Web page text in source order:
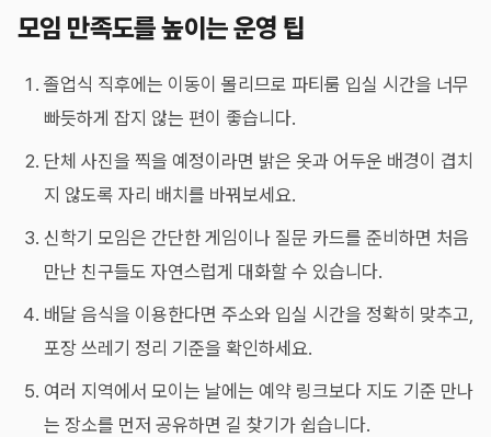
모임 만족도를 높이는 운영 팁
졸업식 직후에는 이동이 몰리므로 파티룸 입실 시간을 너무
빠듯하게 잡지 않는 편이 좋습니다.
단체 사진을 찍을 예정이라면 밝은 옷과 어두운 배경이 겹치
지 않도록 자리 배치를 바꿔보세요.
신학기 모임은 간단한 게임이나 질문 카드를 준비하면 처음
만난 친구들도 자연스럽게 대화할 수 있습니다.
배달 음식을 이용한다면 주소와 입실 시간을 정확히 맞추고,
포장 쓰레기 정리 기준을 확인하세요.
여러 지역에서 모이는 날에는 예약 링크보다 지도 기준 만나
는 장소를 먼저 공유하면 길 찾기가 쉽습니다.